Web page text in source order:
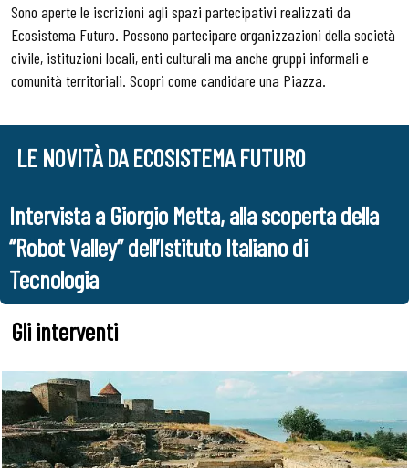
Sono aperte le iscrizioni agli spazi partecipativi realizzati da
Ecosistema Futuro. Possono partecipare organizzazioni della società
civile, istituzioni locali, enti culturali ma anche gruppi informali e
comunità territoriali. Scopri come candidare una Piazza.
LE NOVITÀ DA ECOSISTEMA FUTURO
della
“Made in Italy, superare una
retroguardia. Costruiamo
Gli interventi